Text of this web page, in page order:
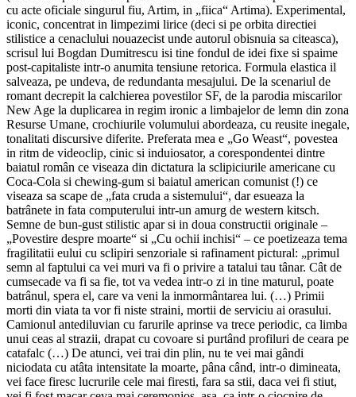
cu acte oficiale singurul fiu, Artim, in „fiica“ Artima). Experimental,
iconic, concentrat in limpezimi lirice (deci si pe orbita directiei
stilistice a cenaclului nouazecist unde autorul obisnuia sa citeasca),
scrisul lui Bogdan Dumitrescu isi tine fondul de idei fixe si spaime
post-capitaliste intr-o anumita tensiune retorica. Formula elastica il
salveaza, pe undeva, de redundanta mesajului. De la scenariul de
romant decrepit la calchierea povestilor SF, de la parodia miscarilor
New Age la duplicarea in regim ironic a limbajelor de lemn din zona
Resurse Umane, crochiurile volumului abordeaza, cu reusite inegale,
tonalitati discursive diferite. Preferata mea e „Go Weast“, povestea
in ritm de videoclip, cinic si induiosator, a corespondentei dintre
baiatul român ce viseaza din dictatura la sclipiciurile americane cu
Coca-Cola si chewing-gum si baiatul american comunist (!) ce
viseaza sa scape de „fata cruda a sistemului“, dar esueaza la
batrânete in fata computerului intr-un amurg de western kitsch.
Semne de bun-gust stilistic apar si in doua constructii originale –
„Povestire despre moarte“ si „Cu ochii inchisi“ – ce poetizeaza tema
fragilitatii eului cu sclipiri senzoriale si rafinament pictural: „primul
semn al faptului ca vei muri va fi o privire a tatalui tau tânar. Cât de
cumsecade va fi sa fie, tot va vedea intr-o zi in tine maturul, poate
batrânul, spera el, care va veni la inmormântarea lui. (…) Primii
morti din viata ta vor fi niste straini, mortii de serviciu ai orasului.
Camionul antediluvian cu farurile aprinse va trece periodic, ca limba
unui ceas al strazii, drapat cu covoare si purtând profiluri de ceara pe
catafalc (…) De atunci, vei trai din plin, nu te vei mai gândi
niciodata cu atâta intensitate la moarte, pâna când, intr-o dimineata,
vei face firesc lucrurile cele mai firesti, fara sa stii, daca vei fi stiut,